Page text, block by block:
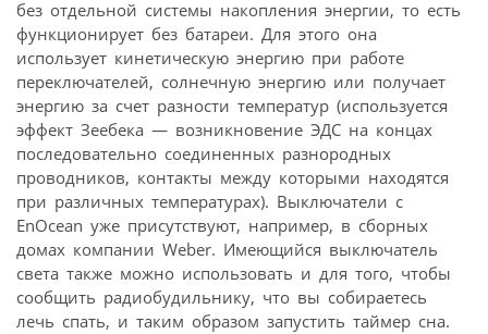
без отдельной системы накопления энергии, то есть
функционирует без батареи. Для этого она
использует кинетическую энергию при работе
переключателей, солнечную энергию или получает
энергию за счет разности температур (используется
эффект Зеебека — возникновение ЭДС на концах
последовательно соединенных разнородных
проводников, контакты между которыми находятся
при различных температурах). Выключатели с
EnOcean уже присутствуют, например, в сборных
домах компании Weber. Имеющийся выключатель
света также можно использовать и для того, чтобы
сообщить радиобудильнику, что вы собираетесь
лечь спать, и таким образом запустить таймер сна.